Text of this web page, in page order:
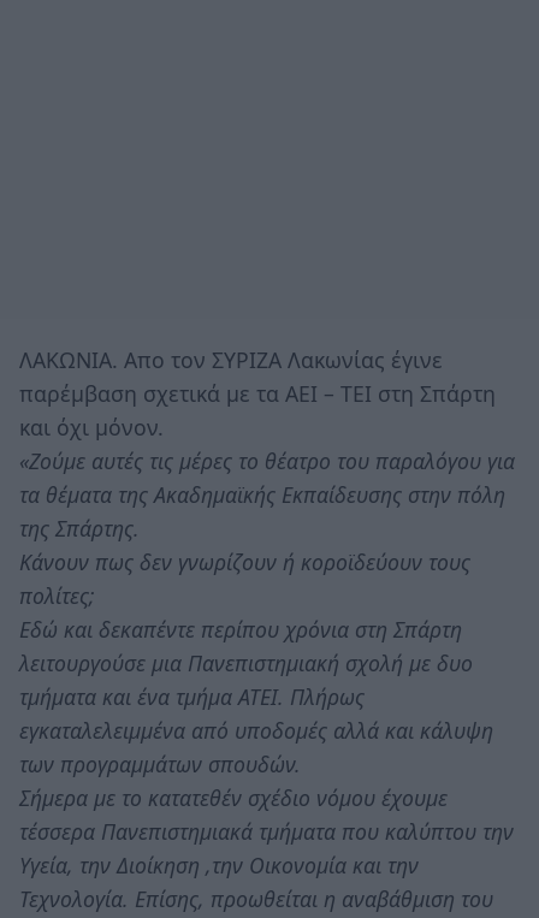
ΛΑΚΩΝΙΑ. Aπο τον ΣΥΡΙΖΑ Λακωνίας έγινε
παρέμβαση σχετικά με τα ΑΕΙ – ΤΕΙ στη Σπάρτη
και όχι μόνον.
«Ζούμε αυτές τις μέρες το θέατρο του παραλόγου για
τα θέματα της Ακαδημαϊκής Εκπαίδευσης στην πόλη
της Σπάρτης.
Κάνουν πως δεν γνωρίζουν ή κοροϊδεύουν τους
πολίτες;
Εδώ και δεκαπέντε περίπου χρόνια στη Σπάρτη
λειτουργούσε μια Πανεπιστημιακή σχολή με δυο
τμήματα και ένα τμήμα ΑΤΕΙ. Πλήρως
εγκαταλελειμμένα από υποδομές αλλά και κάλυψη
των προγραμμάτων σπουδών.
Σήμερα με το κατατεθέν σχέδιο νόμου έχουμε
τέσσερα Πανεπιστημιακά τμήματα που καλύπτου την
Υγεία, την Διοίκηση ,την Οικονομία και την
Τεχνολογία. Επίσης, προωθείται η αναβάθμιση του